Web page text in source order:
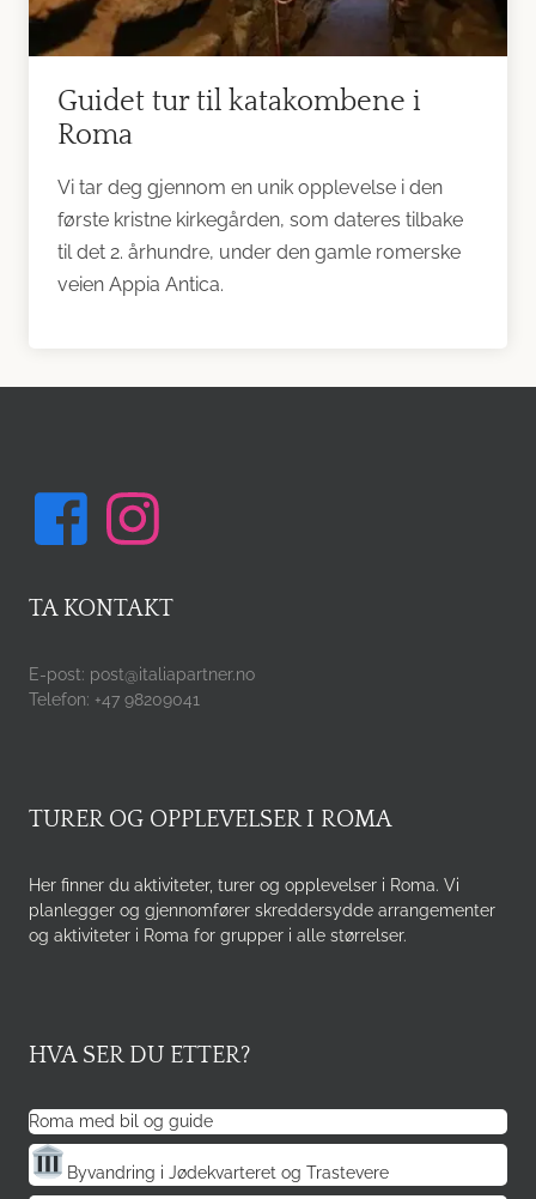
Guidet tur til katakombene i
Roma
Vi tar deg gjennom en unik opplevelse i den
første kristne kirkegården, som dateres tilbake
til det 2. århundre, under den gamle romerske
veien Appia Antica.
TA KONTAKT
E-post: post@italiapartner.no
Telefon: +47 98209041
TURER OG OPPLEVELSER I ROMA
Her finner du aktiviteter, turer og opplevelser i Roma. Vi
planlegger og gjennomfører skreddersydde arrangementer
og aktiviteter i Roma for grupper i alle størrelser.
HVA SER DU ETTER?
Roma med bil og guide
Byvandring i Jødekvarteret og Trastevere